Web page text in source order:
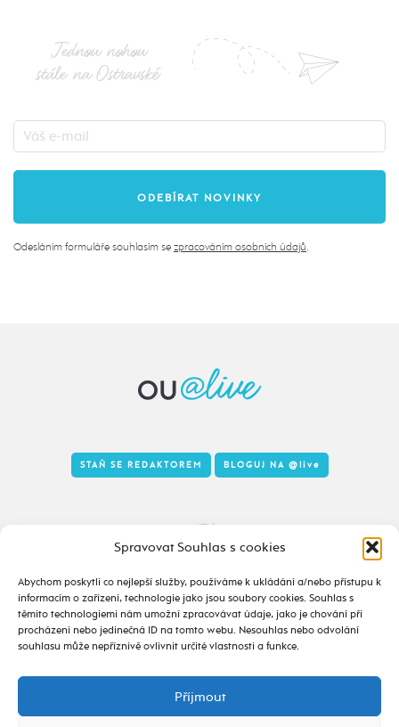
Spravovat Souhlas s cookies
Abychom poskytli co nejlepší služby, používáme k ukládání a/nebo přístupu k
informacím o zařízení, technologie jako jsou soubory cookies. Souhlas s
těmito technologiemi nám umožní zpracovávat údaje, jako je chování při
procházení nebo jedinečná ID na tomto webu. Nesouhlas nebo odvolání
souhlasu může nepříznivě ovlivnit určité vlastnosti a funkce.
Příjmout
Jednou nohou
stále na Ostravské
Odesláním formuláře souhlasím se zpracováním osobních údajů.
Tady to taky žije
alive.osu.cz- ISSN 2695-0022
design od
STAŇ SE REDAKTOREM BLOGUJ NA @live